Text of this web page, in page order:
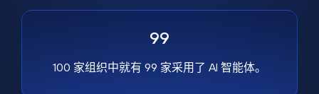
99
100 家组织中就有 99 家采用了 AI 智能体。